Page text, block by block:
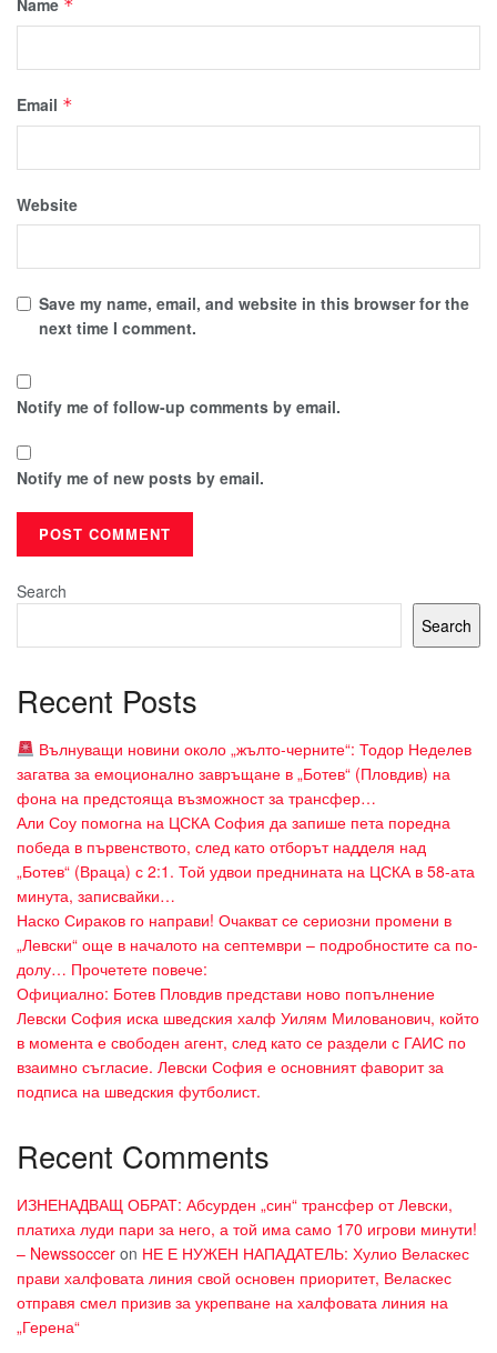
Name *
Email *
Website
Save my name, email, and website in this browser for the
next time I comment.
Notify me of follow-up comments by email.
Notify me of new posts by email.
Search
Search
Recent Posts
Вълнуващи новини около „жълто-черните“: Тодор Неделев
загатва за емоционално завръщане в „Ботев“ (Пловдив) на
фона на предстояща възможност за трансфер…
Али Соу помогна на ЦСКА София да запише пета поредна
победа в първенството, след като отборът надделя над
„Ботев“ (Враца) с 2:1. Той удвои преднината на ЦСКА в 58-ата
минута, записвайки…
Наско Сираков го направи! Очакват се сериозни промени в
„Левски“ още в началото на септември – подробностите са по-
долу… Прочетете повече:
Официално: Ботев Пловдив представи ново попълнение
Левски София иска шведския халф Уилям Милованович, който
в момента е свободен агент, след като се раздели с ГАИС по
взаимно съгласие. Левски София е основният фаворит за
подписа на шведския футболист.
Recent Comments
ИЗНЕНАДВАЩ ОБРАТ: Абсурден „син“ трансфер от Левски,
платиха луди пари за него, а той има само 170 игрови минути!
– Newssoccer on НЕ Е НУЖЕН НАПАДАТЕЛЬ: Хулио Веласкес
прави халфовата линия свой основен приоритет, Веласкес
отправя смел призив за укрепване на халфовата линия на
„Герена“